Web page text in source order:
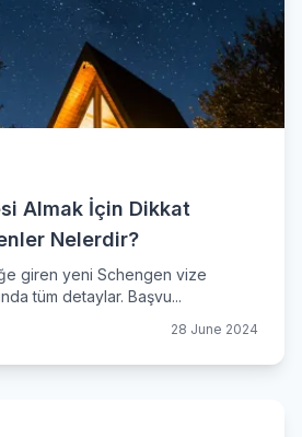
Almak İçin Dikkat
Nelerdir?
giren yeni Schengen vize
tüm detaylar. Başvu...
28 June 2024